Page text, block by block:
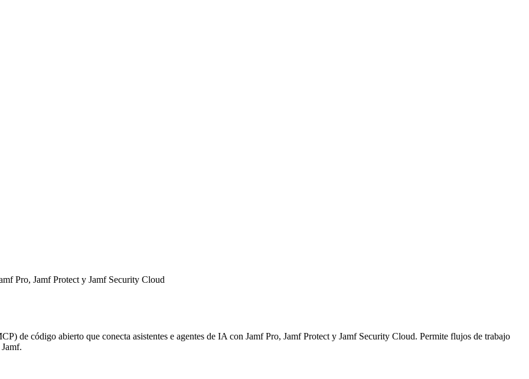
Pro, Jamf Protect y Jamf Security Cloud
de código abierto que conecta asistentes e agentes de IA con Jamf Pro, Jamf Protect y Jamf Security Cloud. Permite flujos de trabajo